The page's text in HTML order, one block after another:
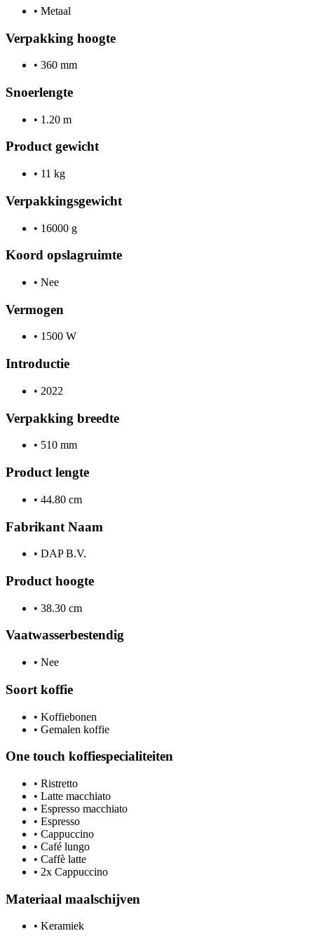
• Metaal
Verpakking hoogte
• 360 mm
Snoerlengte
• 1.20 m
Product gewicht
• 11 kg
Verpakkingsgewicht
• 16000 g
Koord opslagruimte
• Nee
Vermogen
• 1500 W
Introductie
• 2022
Verpakking breedte
• 510 mm
Product lengte
• 44.80 cm
Fabrikant Naam
• DAP B.V.
Product hoogte
• 38.30 cm
Vaatwasserbestendig
• Nee
Soort koffie
• Koffiebonen
• Gemalen koffie
One touch koffiespecialiteiten
• Ristretto
• Latte macchiato
• Espresso macchiato
• Espresso
• Cappuccino
• Café lungo
• Caffè latte
• 2x Cappuccino
Materiaal maalschijven
• Keramiek